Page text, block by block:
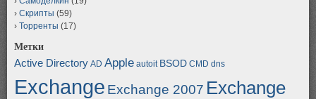
Скрипты (59)
Торренты (17)
Метки
Active Directory AD Apple autoit BSOD CMD dns
Exchange Exchange 2007 Exchange